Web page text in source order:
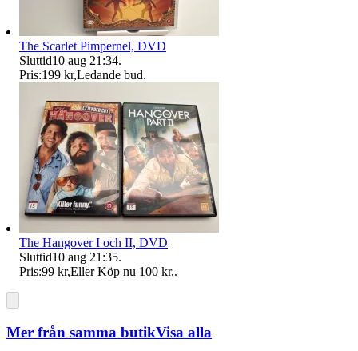
The Scarlet Pimpernel, DVD
Sluttid10 aug 21:34.
Pris:199 kr,Ledande bud.
The Hangover I och II, DVD
Sluttid10 aug 21:35.
Pris:99 kr,Eller Köp nu 100 kr,.
Mer från samma butikVisa alla